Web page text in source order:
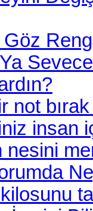
not
insan
nesini